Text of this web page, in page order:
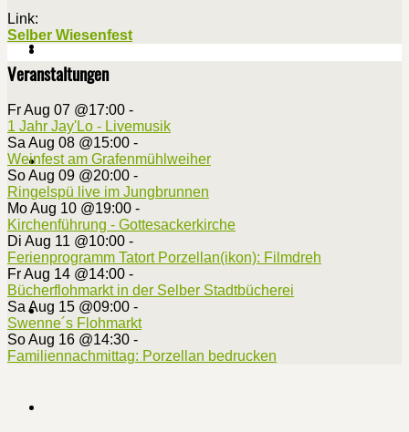
Link:
Selber Wiesenfest
Veranstaltungen
Fr Aug 07 @17:00 -
1 Jahr Jay'Lo - Livemusik
Sa Aug 08 @15:00 -
Weinfest am Grafenmühlweiher
So Aug 09 @20:00 -
Ringelspü live im Jungbrunnen
Mo Aug 10 @19:00 -
Kirchenführung - Gottesackerkirche
Di Aug 11 @10:00 -
Ferienprogramm Tatort Porzellan(ikon): Filmdreh
Fr Aug 14 @14:00 -
Bücherflohmarkt in der Selber Stadtbücherei
Sa Aug 15 @09:00 -
Swenne´s Flohmarkt
So Aug 16 @14:30 -
Familiennachmittag: Porzellan bedrucken